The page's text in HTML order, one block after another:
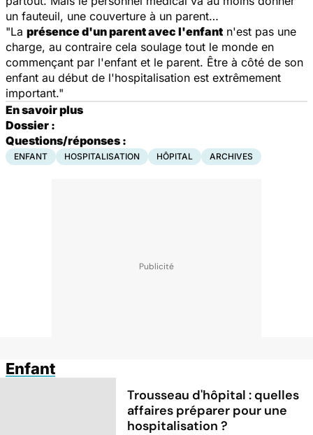
un fauteuil, une couverture à un parent…
"La présence d'un parent avec l'enfant n'est pas une
charge, au contraire cela soulage tout le monde en
commençant par l'enfant et le parent. Être à côté de son
enfant au début de l'hospitalisation est extrêmement
important."
En savoir plus
Dossier :
Questions/réponses :
ENFANT HOSPITALISATION HÔPITAL ARCHIVES
Enfant
Trousseau d'hôpital : quelles
affaires préparer pour une
hospitalisation ?